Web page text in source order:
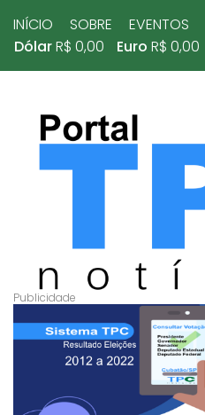
INÍCIO SOBRE EVENTOS
DólarR$ 0,00 Euro R$ 0,00